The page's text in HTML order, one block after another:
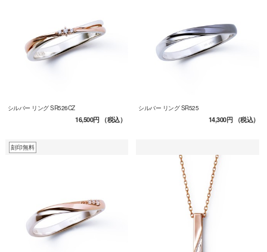
シルバー リング SR526CZ
16,500円（税込）
シルバー リング SR525
14,300円（税込）
刻印無料